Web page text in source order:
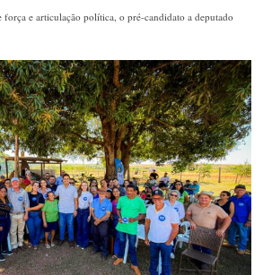
força e articulação política, o pré-candidato a deputado